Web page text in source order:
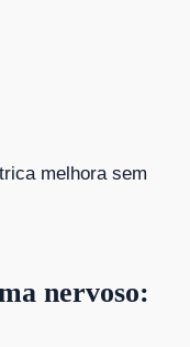
melhora sem
nervoso: